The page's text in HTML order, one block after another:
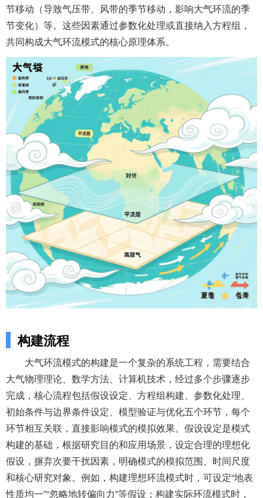
节移动（导致气压带、风带的季节移动，影响大气环流的季
节变化）等。这些因素通过参数化处理或直接纳入方程组，
共同构成大气环流模式的核心原理体系。
构建流程
大气环流模式的构建是一个复杂的系统工程，需要结合
大气物理理论、数学方法、计算机技术，经过多个步骤逐步
完成，核心流程包括假设设定、方程组构建、参数化处理、
初始条件与边界条件设定、模型验证与优化五个环节，每个
环节相互关联，直接影响模式的模拟效果。假设设定是模式
构建的基础，根据研究目的和应用场景，设定合理的理想化
假设，摒弃次要干扰因素，明确模式的模拟范围、时间尺度
和核心研究对象。例如，构建理想环流模式时，可设定“地表
性质均一”“忽略地转偏向力”等假设；构建实际环流模式时，